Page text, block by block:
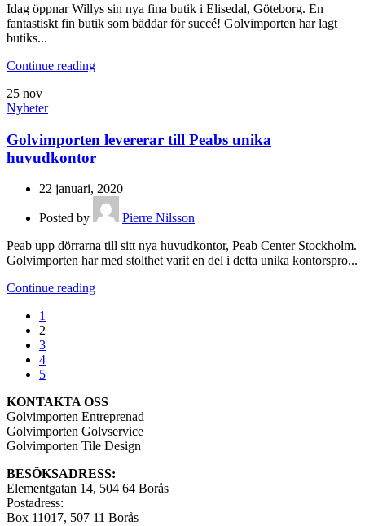
Idag öppnar Willys sin nya fina butik i Elisedal, Göteborg. En
fantastiskt fin butik som bäddar för succé! Golvimporten har lagt
butiks...
Continue reading
25 nov
Nyheter
Golvimporten levererar till Peabs unika
huvudkontor
22 januari, 2020
Posted by
Pierre Nilsson
Peab upp dörrarna till sitt nya huvudkontor, Peab Center Stockholm.
Golvimporten har med stolthet varit en del i detta unika kontorspro...
Continue reading
1
2
3
4
5
KONTAKTA OSS
Golvimporten Entreprenad
Golvimporten Golvservice
Golvimporten Tile Design
BESÖKSADRESS:
Elementgatan 14, 504 64 Borås
Postadress:
Box 11017, 507 11 Borås